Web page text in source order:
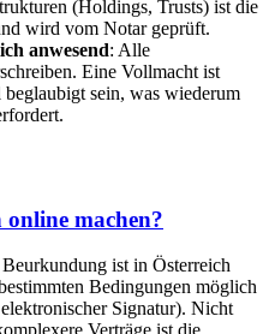
(Holdings, Trusts) ist die
wird vom Notar geprüft.
anwesend: Alle
Eine Vollmacht ist
sein, was wiederum
machen?
ist in Österreich
Bedingungen möglich
Signatur). Nicht